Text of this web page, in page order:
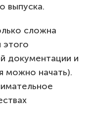
выпуска.
сложна
этого
документации и
можно начать).